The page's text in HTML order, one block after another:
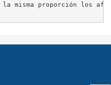
la misma proporción los